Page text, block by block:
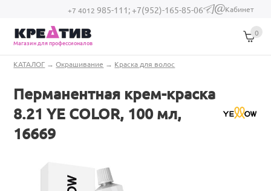
Перейти к основному содержанию
+7 4012 985-111;+7(952)-165-85-06
(link sends e-
Кабинет
Магазин для профессионалов
0
Вы здесь
КАТАЛОГ →Окрашивание → Краска для волос
Перманентная крем-краска
8.21 YE COLOR, 100 мл,
16669